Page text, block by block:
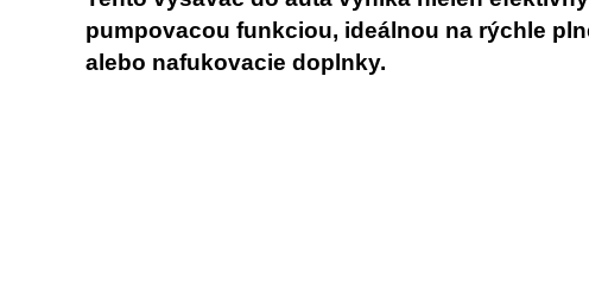
pumpovacou funkciou, ideálnou na rýchle
alebo nafukovacie doplnky.